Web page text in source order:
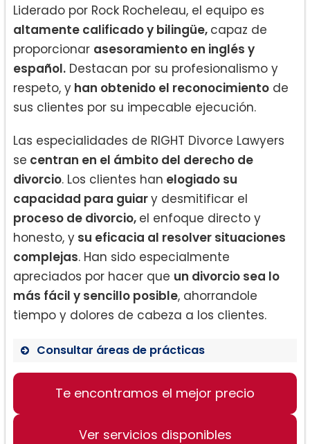
Liderado por Rock Rocheleau, el equipo es
altamente calificado y bilingüe, capaz de
proporcionar asesoramiento en inglés y
español. Destacan por su profesionalismo y
respeto, y han obtenido el reconocimiento de
sus clientes por su impecable ejecución.
Las especialidades de RIGHT Divorce Lawyers
se centran en el ámbito del derecho de
divorcio. Los clientes han elogiado su
capacidad para guiary desmitificar el
proceso de divorcio, el enfoque directo y
honesto, y su eficacia al resolver situaciones
complejas. Han sido especialmente
apreciados por hacer que un divorcio sea lo
más fácil y sencillo posible, ahorrandole
tiempo y dolores de cabeza a los clientes.
Consultar áreas de prácticas
Derecho de divorcio
Consultas de divorcio
Te encontramos el mejor precio
Ver servicios disponibles